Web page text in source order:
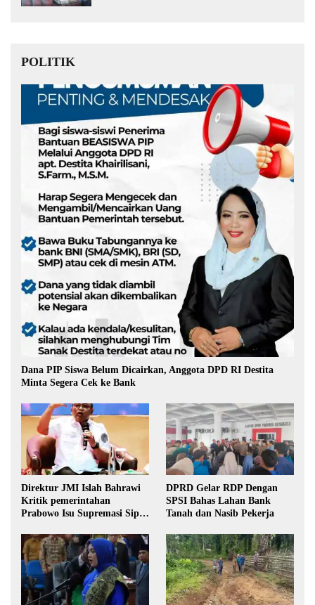
POLITIK
Dana PIP Siswa Belum Dicairkan, Anggota DPD RI Destita
Minta Segera Cek ke Bank
Direktur JMI Islah Bahrawi
Kritik pemerintahan
Prabowo Isu Supremasi Sipil,
Pilkada oleh DPRD
DPRD Gelar RDP Dengan
SPSI Bahas Lahan Bank
Tanah dan Nasib Pekerja